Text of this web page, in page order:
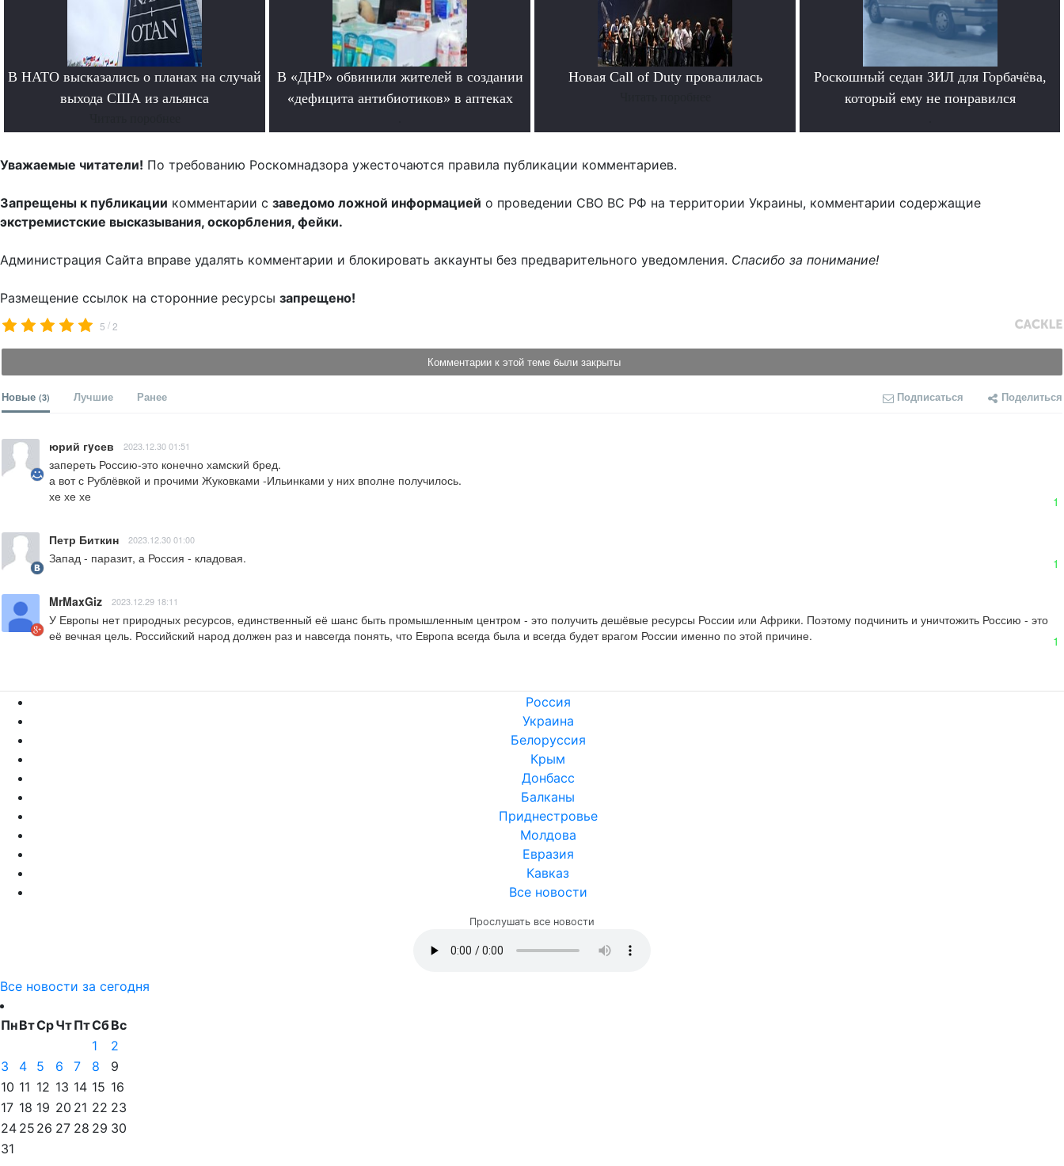
В НАТО высказались о планах на случай
выхода США из альянса
В «ДНР» обвинили жителей в создании
«дефицита антибиотиков» в аптеках
Новая Call of Duty провалилась
Роскошный седан ЗИЛ для Горбачёва,
который ему не понравился
Уважаемые читатели! По требованию Роскомнадзора ужесточаются правила публикации комментариев.
Запрещены к публикации комментарии с заведомо ложной информацией о проведении СВО ВС РФ на территории Украины, комментарии содержащие
экстремистские высказывания, оскорбления, фейки.
Администрация Сайта вправе удалять комментарии и блокировать аккаунты без предварительного уведомления. Спасибо за понимание!
Размещение ссылок на сторонние ресурсы запрещено!
5 /2
Комментарии к этой теме были закрыты
Новые (3) Лучшие Ранее Подписаться Поделиться
юрий гyсев 2023.12.30 01:51
запереть Россию-это конечно хамский бред.
а вот с Рублёвкой и прочими Жуковками -Ильинками у них вполне получилось.
хе хе хе
1
Петр Биткин 2023.12.30 01:00
Запад - паразит, а Россия - кладовая. 1
MrMaxGiz 2023.12.29 18:11
У Европы нет природных ресурсов, единственный её шанс быть промышленным центром - это получить дешёвые ресурсы России или Африки. Поэтому подчинить и уничтожить Россию - это
её вечная цель. Российский народ должен раз и навсегда понять, что Европа всегда была и всегда будет врагом России именно по этой причине.
1
Россия
Украина
Белоруссия
Крым
Донбасс
Балканы
Приднестровье
Молдова
Евразия
Кавказ
Все новости
Прослушать все новости
Все новости за сегодня
ПнВтСрЧтПтСбВс
1
2
3
4 5 6 7 8
9
10 11 12 13 14 15 16
17 18 19 20 21 22 23
24 25 26 27 28 29 30
31